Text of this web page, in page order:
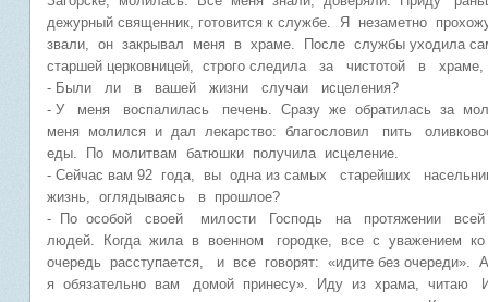
дежурный священник, готовится к службе. Я незаметно
звали, он закрывал меня в храме. После службы уходила
старшей церковницей, строго следила за чистотой в
- Были ли в вашей жизни случаи исцеления?
- У меня воспалилась печень. Сразу же обратилась за
меня молился и дал лекарство: благословил пить
еды. По молитвам батюшки получила исцеление.
- Сейчас вам 92 года, вы одна из самых старейших
жизнь, оглядываясь в прошлое?
- По особой своей милости Господь на протяжении
людей. Когда жила в военном городке, все с уважением
очередь расступается, и все говорят: «идите без
я обязательно вам домой принесу». Иду из храма, читаю